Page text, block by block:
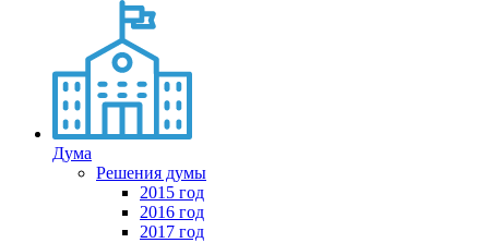
Дума
Решения думы
2015 год
2016 год
2017 год